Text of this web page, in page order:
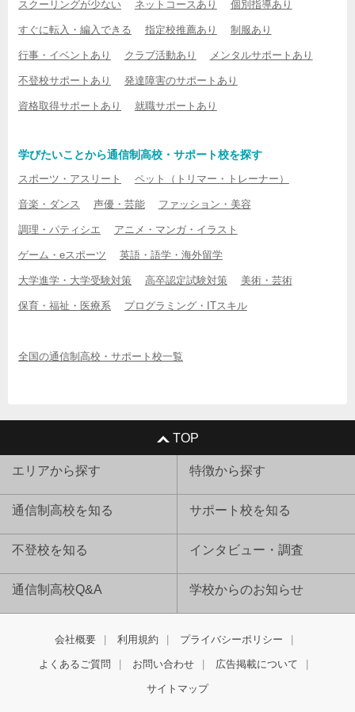
スクーリングが少ない ネットコースあり 個別指導あり
すぐに転入・編入できる 指定校推薦あり 制服あり
行事・イベントあり クラブ活動あり メンタルサポートあり
不登校サポートあり 発達障害のサポートあり
資格取得サポートあり 就職サポートあり
学びたいことから通信制高校・サポート校を探す
スポーツ・アスリート ペット（トリマー・トレーナー）
音楽・ダンス 声優・芸能 ファッション・美容
調理・パティシエ アニメ・マンガ・イラスト
ゲーム・eスポーツ 英語・語学・海外留学
大学進学・大学受験対策 高卒認定試験対策 美術・芸術
保育・福祉・医療系 プログラミング・ITスキル
全国の通信制高校・サポート校一覧
TOP
エリアから探す 特徴から探す
通信制高校を知る サポート校を知る
不登校を知る インタビュー・調査
通信制高校Q&A 学校からのお知らせ
会社概要 利用規約 プライバシーポリシー
よくあるご質問 お問い合わせ 広告掲載について
サイトマップ